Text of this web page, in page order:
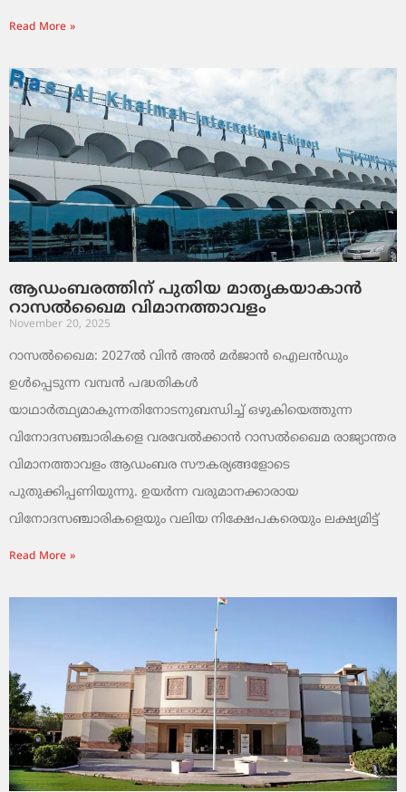
Read More »
ആഡംബരത്തിന് പുതിയ മാതൃകയാകാൻ
റാസൽഖൈമ വിമാനത്താവളം
November 20, 2025
റാസൽഖൈമ: 2027ൽ വിൻ അൽ മർജാൻ ഐലൻഡും
ഉൾപ്പെടുന്ന വമ്പൻ പദ്ധതികൾ
യാഥാർത്ഥ്യമാകുന്നതിനോടനുബന്ധിച്ച് ഒഴുകിയെത്തുന്ന
വിനോദസഞ്ചാരികളെ വരവേൽക്കാൻ റാസൽഖൈമ രാജ്യാന്തര
വിമാനത്താവളം ആഡംബര സൗകര്യങ്ങളോടെ
പുതുക്കിപ്പണിയുന്നു. ഉയർന്ന വരുമാനക്കാരായ
വിനോദസഞ്ചാരികളെയും വലിയ നിക്ഷേപകരെയും ലക്ഷ്യമിട്ട്
Read More »